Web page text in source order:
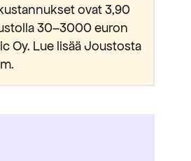
ovat 3,90
30–3000 euron
Oy. Lue lisää Joustosta